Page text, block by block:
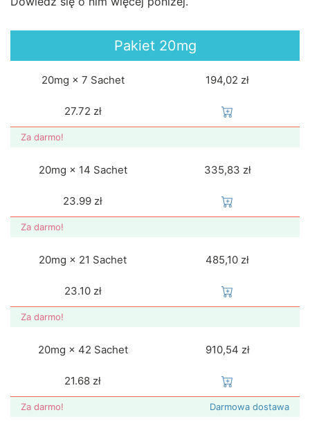
Pakiet20mg
20mg × 7 Sachet 194,02 zł
27.72 zł
Za darmo!
20mg × 14 Sachet 335,83 zł
23.99 zł
Za darmo!
20mg × 21 Sachet 485,10 zł
23.10 zł
Za darmo!
20mg × 42 Sachet 910,54 zł
21.68 zł
Za darmo! Darmowa dostawa